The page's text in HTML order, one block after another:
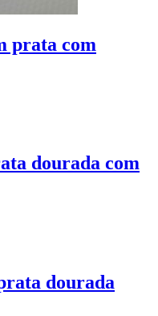
prata com
dourada com
dourada